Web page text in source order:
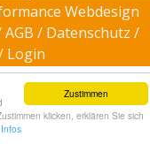
Zustimmen
klicken, erklären Sie sich
Webdesign
AGB / Datenschutz /
Login